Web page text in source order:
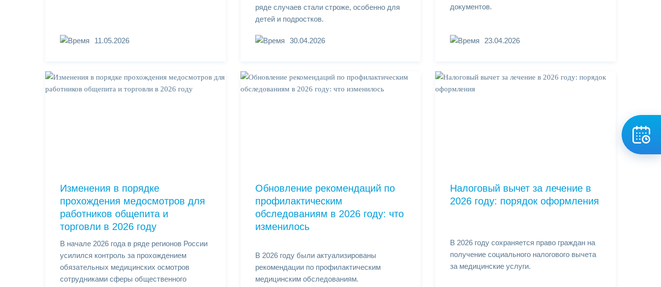
11.05.2026
ряде случаев стали строже, особенно для
детей и подростков.
30.04.2026
документов.
23.04.2026
Изменения в порядке
прохождения медосмотров для
работников общепита и
торговли в 2026 году
В начале 2026 года в ряде регионов России
усилился контроль за прохождением
обязательных медицинских осмотров
сотрудниками сферы общественного
Обновление рекомендаций по
профилактическим
обследованиям в 2026 году: что
изменилось
В 2026 году были актуализированы
рекомендации по профилактическим
медицинским обследованиям.
Налоговый вычет за лечение в
2026 году: порядок оформления
В 2026 году сохраняется право граждан на
получение социального налогового вычета
за медицинские услуги.